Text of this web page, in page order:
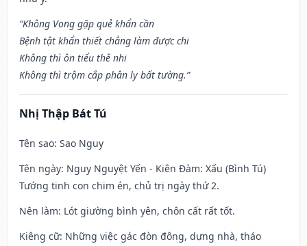
“Không Vong gặp quẻ khẩn cần
Bệnh tật khẩn thiết chẳng làm được chi
Không thì ôn tiểu thê nhi
Không thì trộm cắp phân ly bất tường.”
Nhị Thập Bát Tú
Tên sao: Sao Nguy
Tên ngày: Nguy Nguyệt Yến - Kiên Đàm: Xấu (Bình Tú)
Tướng tinh con chim én, chủ trị ngày thứ 2.
Nên làm: Lót giường bình yên, chôn cất rất tốt.
Kiêng cữ: Những việc gác đòn đông, dựng nhà, tháo